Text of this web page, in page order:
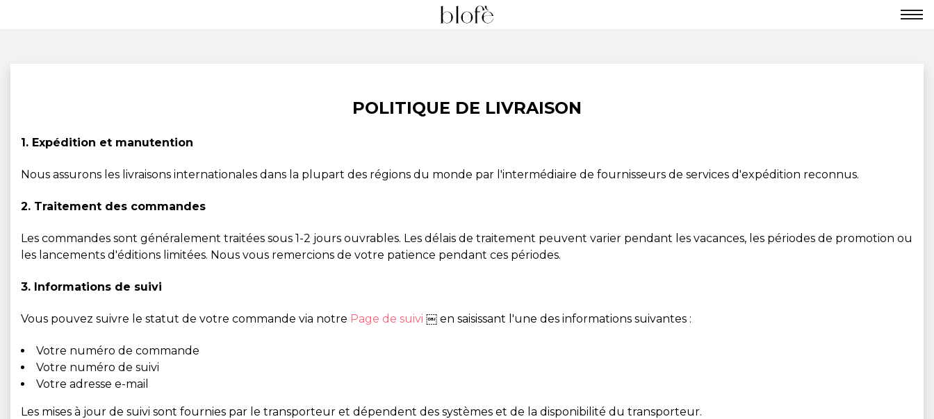
POLITIQUE DE LIVRAISON
1. Expédition et manutention
Nous assurons les livraisons internationales dans la plupart des régions du monde par l'intermédiaire de fournisseurs de services d'expédition reconnus.
2. Traitement des commandes
Les commandes sont généralement traitées sous 1-2 jours ouvrables. Les délais de traitement peuvent varier pendant les vacances, les périodes de promotion ou
les lancements d'éditions limitées. Nous vous remercions de votre patience pendant ces périodes.
3. Informations de suivi
Vous pouvez suivre le statut de votre commande via notre Page de suivi ￼ en saisissant l'une des informations suivantes :
Votre numéro de commande
Votre numéro de suivi
Votre adresse e-mail
Les mises à jour de suivi sont fournies par le transporteur et dépendent des systèmes et de la disponibilité du transporteur.